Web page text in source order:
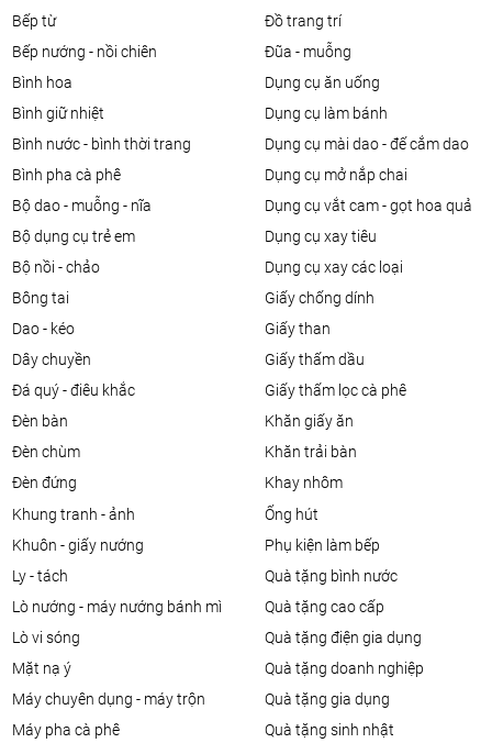
bếp từ
bếp nướng - nồi chiên
bình hoa
bình giữ nhiệt
bình nước - bình thời trang
bình pha cà phê
bộ dao - muỗng - nĩa
bộ dụng cụ trẻ em
bộ nồi - chảo
bông tai
dao - kéo
dây chuyền
đá quý - điêu khắc
đèn bàn
đèn chùm
đèn đứng
đồ trang trí
đũa - muỗng
dụng cụ ăn uống
dụng cụ làm bánh
dụng cụ mài dao - đế cắm dao
dụng cụ mở nắp chai
dụng cụ vắt cam - gọt hoa quả
dụng cụ xay tiêu
dụng cụ xay các loại
giấy chống dính
giấy than
giấy thấm dầu
giấy thấm lọc cà phê
khăn giấy ăn
khăn trải bàn
khay nhôm
khung tranh - ảnh
khuôn - giấy nướng
ly - tách
lò nướng - máy nướng bánh mì
lò vi sóng
mặt nạ ý
máy chuyên dụng - máy trộn
máy pha cà phê
ống hút
phụ kiện làm bếp
quà tặng bình nước
quà tặng cao cấp
quà tặng điện gia dụng
quà tặng doanh nghiệp
quà tặng gia dụng
quà tặng sinh nhật